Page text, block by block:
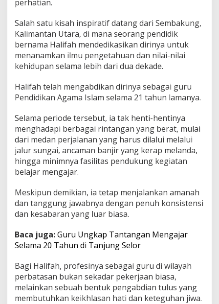
k
P
e
d
i
i
k
n
A
k
h
l
a
k
a
k
S
e
b
a
u
n
g
perhatian.
Salah satu kisah inspiratif datang dari Sembakung,
Kalimantan Utara, di mana seorang pendidik
bernama Halifah mendedikasikan dirinya untuk
menanamkan ilmu pengetahuan dan nilai-nilai
kehidupan selama lebih dari dua dekade.
Halifah telah mengabdikan dirinya sebagai guru
Pendidikan Agama Islam selama 21 tahun lamanya.
Selama periode tersebut, ia tak henti-hentinya
menghadapi berbagai rintangan yang berat, mulai
dari medan perjalanan yang harus dilalui melalui
jalur sungai, ancaman banjir yang kerap melanda,
hingga minimnya fasilitas pendukung kegiatan
belajar mengajar.
Meskipun demikian, ia tetap menjalankan amanah
dan tanggung jawabnya dengan penuh konsistensi
dan kesabaran yang luar biasa.
Baca juga:Guru Ungkap Tantangan Mengajar
Selama 20 Tahun di Tanjung Selor
Bagi Halifah, profesinya sebagai guru di wilayah
perbatasan bukan sekadar pekerjaan biasa,
melainkan sebuah bentuk pengabdian tulus yang
membutuhkan keikhlasan hati dan keteguhan jiwa.